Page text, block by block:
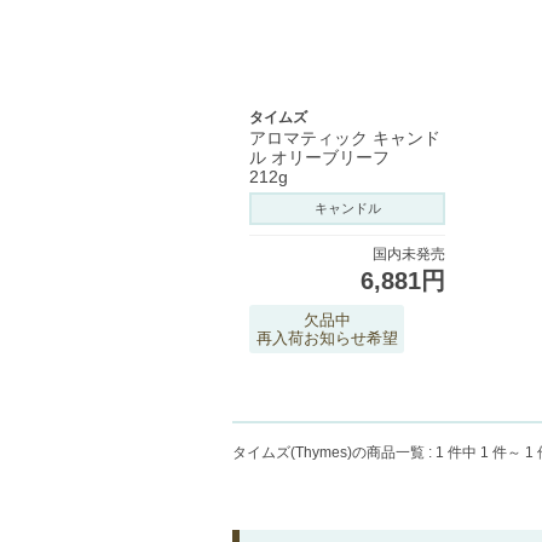
タイムズ
アロマティック キャンド
ル オリーブリーフ
212g
キャンドル
国内未発売
6,881円
欠品中
再入荷お知らせ希望
タイムズ(Thymes)の商品一覧 : 1 件中 1 件～ 1